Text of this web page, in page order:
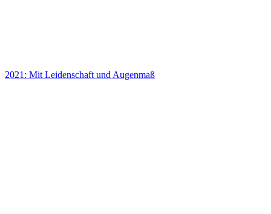
2021: Mit Leidenschaft und Augenmaß